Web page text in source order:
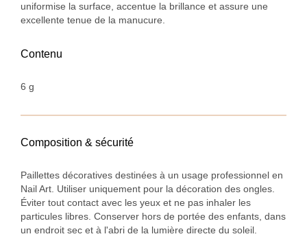
uniformise la surface, accentue la brillance et assure une
excellente tenue de la manucure.
Contenu
6 g
Composition & sécurité
Paillettes décoratives destinées à un usage professionnel en
Nail Art. Utiliser uniquement pour la décoration des ongles.
Éviter tout contact avec les yeux et ne pas inhaler les
particules libres. Conserver hors de portée des enfants, dans
un endroit sec et à l'abri de la lumière directe du soleil.